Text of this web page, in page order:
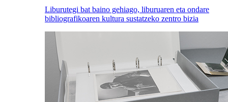
Liburutegi bat baino gehiago, liburuaren eta ondare
bibliografikoaren kultura sustatzeko zentro bizia